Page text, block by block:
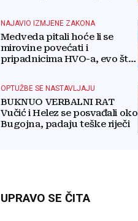
NAJAVIO IZMJENE ZAKONA
Medveda pitali hoće li se
mirovine povećati i
pripadnicima HVO-a, evo što
OPTUŽBE SE NASTAVLJAJU
BUKNUO VERBALNI RAT
Vučić i Helez se posvađali oko
Bugojna, padaju teške riječi
UPRAVO SE ČITA